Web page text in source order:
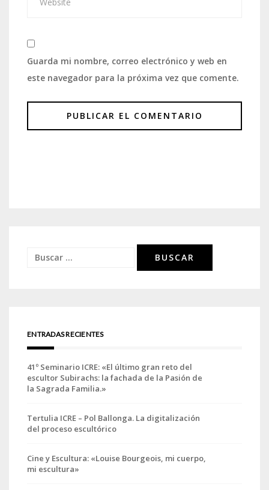
Guarda mi nombre, correo electrónico y web en
este navegador para la próxima vez que comente.
Buscar:
ENTRADAS RECIENTES
41º Seminario ICRE: «El último gran reto del
escultor Subirachs: la fachada de la Pasión de
la Sagrada Familia.»
Tertulia ICRE – Pol Ballonga. La digitalización
del proceso escultórico
Cine y Escultura: «Louise Bourgeois, mi cuerpo,
mi escultura»